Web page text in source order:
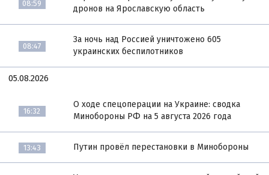
08:59
дронов на Ярославскую область
08:47
За ночь над Россией уничтожено 605
украинских беспилотников
05.08.2026
16:32
О ходе спецоперации на Украине: сводка
Минобороны РФ на 5 августа 2026 года
13:43 Путин провёл перестановки в Минобороны